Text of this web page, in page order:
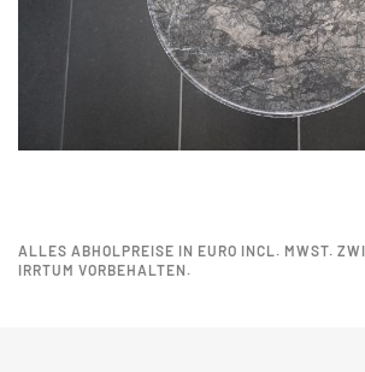
ALLES ABHOLPREISE IN EURO INCL. MWST.
IRRTUM VORBEHALTEN.